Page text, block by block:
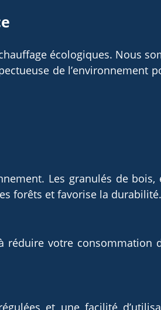
écologiques. Nous
de l’environnement
Les granulés de bois,
forêts et favorise la durabilité.
votre consommation
et une facilité